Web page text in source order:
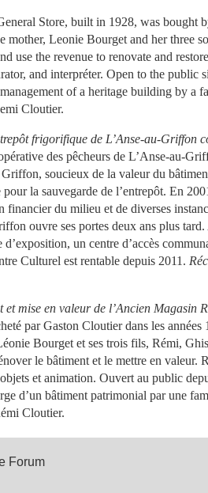
Store, built in 1928, was
Leonie Bourget and her three
use the revenue to renovate and
and interpréter. Open to the
of a heritage building by a
Cloutier.
frigorifique de L’Anse-au-Griffon
des pêcheurs de L’Anse-au-
soucieux de la valeur du
la sauvegarde de l’entrepôt. En
financier du milieu et de diverses
ouvre ses portes deux ans plus
un centre d’accès
Culturel est rentable depuis 2011.
et mise en valeur de l’Ancien
par Gaston Cloutier dans les
Bourget et ses trois fils, Rémi,
le bâtiment et le mettre en
et animation. Ouvert au public
d’un bâtiment patrimonial par une
Cloutier.
Forum